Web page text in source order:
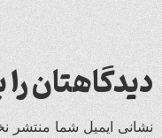
دیدگاهتان
نشانی ایمیل شما منتشر